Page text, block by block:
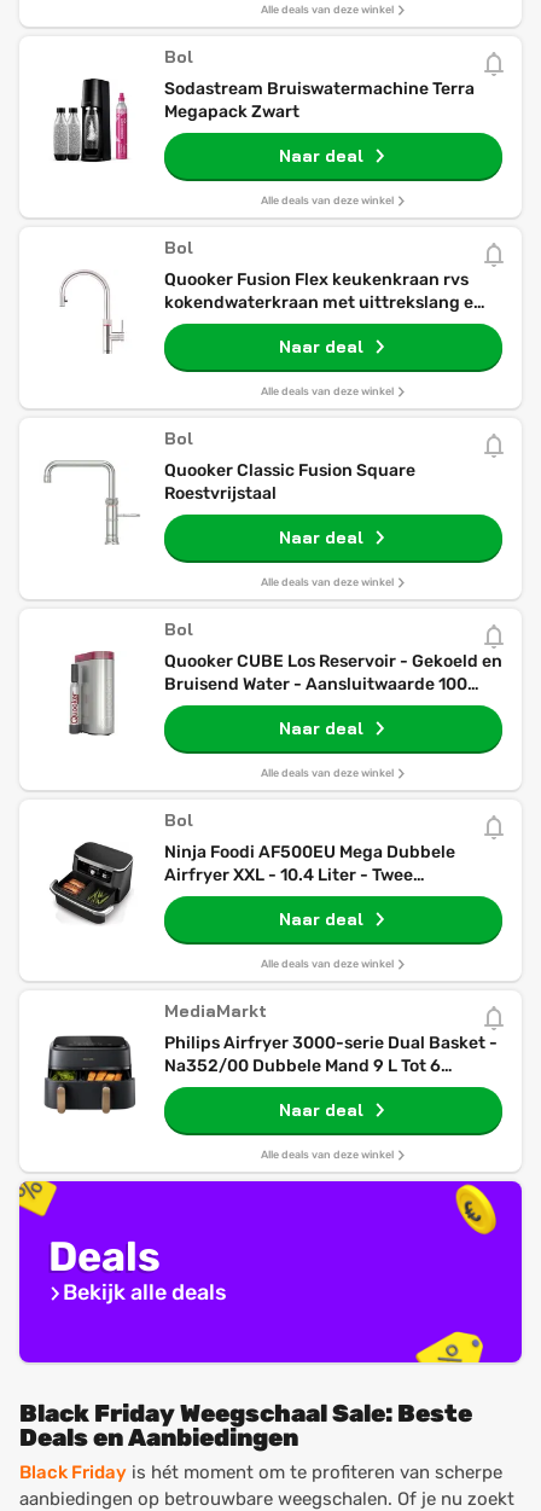
Alle deals van deze winkel
Bol
Sodastream Bruiswatermachine Terra
Megapack Zwart
Naar deal
Alle deals van deze winkel
Bol
Quooker Fusion Flex keukenkraan rvs
kokendwaterkraan met uittrekslang en
draaibare uitloop
Naar deal
Alle deals van deze winkel
Bol
Quooker Classic Fusion Square
Roestvrijstaal
Naar deal
Alle deals van deze winkel
Bol
Quooker CUBE Los Reservoir - Gekoeld en
Bruisend Water - Aansluitwaarde 100
Watt - Stand-byverlies 5 Watt
Naar deal
Alle deals van deze winkel
Bol
Ninja Foodi AF500EU Mega Dubbele
Airfryer XXL - 10.4 Liter - Twee
Kookvakken of Één MegaZone -
HeteluchtfriteuseNaar deal
Alle deals van deze winkel
MediaMarkt
Philips Airfryer 3000-serie Dual Basket -
Na352/00 Dubbele Mand 9 L Tot 6
Personen Heteluchtfriteuse Zwart
Naar deal
Alle deals van deze winkel
Deals
Bekijk alle deals
Black Friday Weegschaal Sale: Beste
Deals en Aanbiedingen
Black Friday is hét moment om te profiteren van scherpe
aanbiedingen op betrouwbare weegschalen. Of je nu zoekt